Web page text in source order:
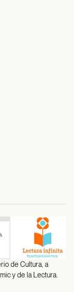
de Cultura, a
y de la Lectura.